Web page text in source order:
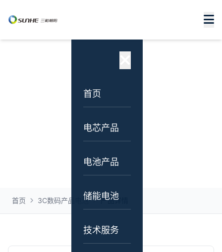
首页
电芯产品
电池产品
储能电池
技术服务
提供一站式电源解决方案
首页 3C数码产品电池 产品详情